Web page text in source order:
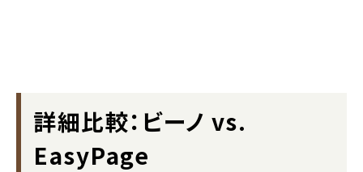
詳細比較：ビーノ vs.
EasyPage